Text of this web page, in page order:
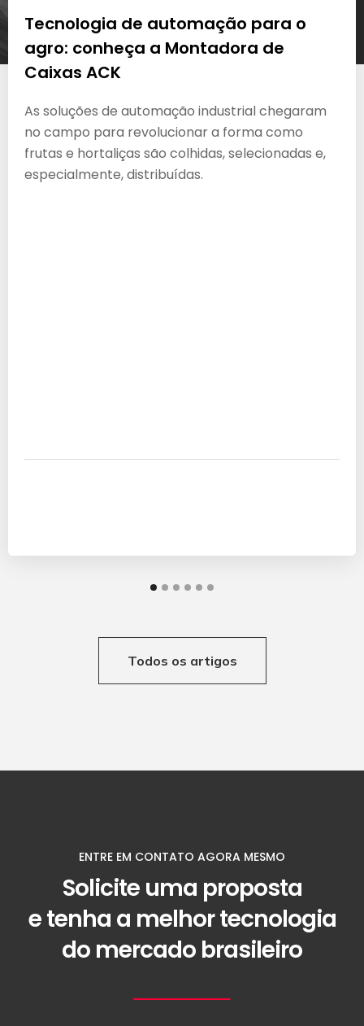
Tecnologia de automação para o
agro: conheça a Montadora de
Caixas ACK
As soluções de automação industrial chegaram
no campo para revolucionar a forma como
frutas e hortaliças são colhidas, selecionadas e,
especialmente, distribuídas.
Todos os artigos
ENTRE EM CONTATO AGORA MESMO
Solicite uma proposta
e tenha a melhor tecnologia
do mercado brasileiro